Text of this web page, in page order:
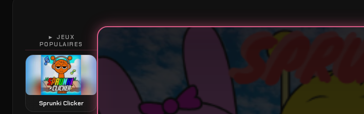
► JEUX
POPULAIRES
Sprunki Clicker